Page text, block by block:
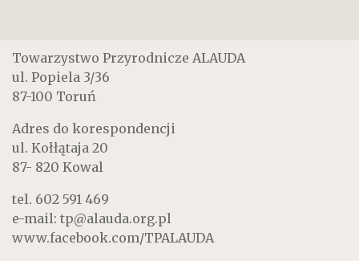
Towarzystwo Przyrodnicze ALAUDA
ul. Popiela 3/36
87-100 Toruń
Adres do korespondencji
ul. Kołłątaja 20
87- 820 Kowal
tel. 602 591 469
e-mail: tp@alauda.org.pl
www.facebook.com/TPALAUDA